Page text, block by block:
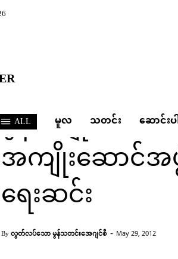
ALL မူလ သတင်း ဆောင်းပ
Home သတင်း မွန်အမျိုးသားကျောင်းအ
မွန်အမျိုးသားက
အကျိုးဆောင်အ
ရေးဆင်း
By လွတ်လပ်သော မွန်သတင်းအေဂျင်စီ - May 29, 2012